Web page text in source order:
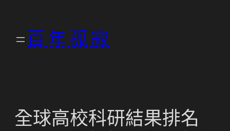
百年孤寂
全球高校科研結果排名